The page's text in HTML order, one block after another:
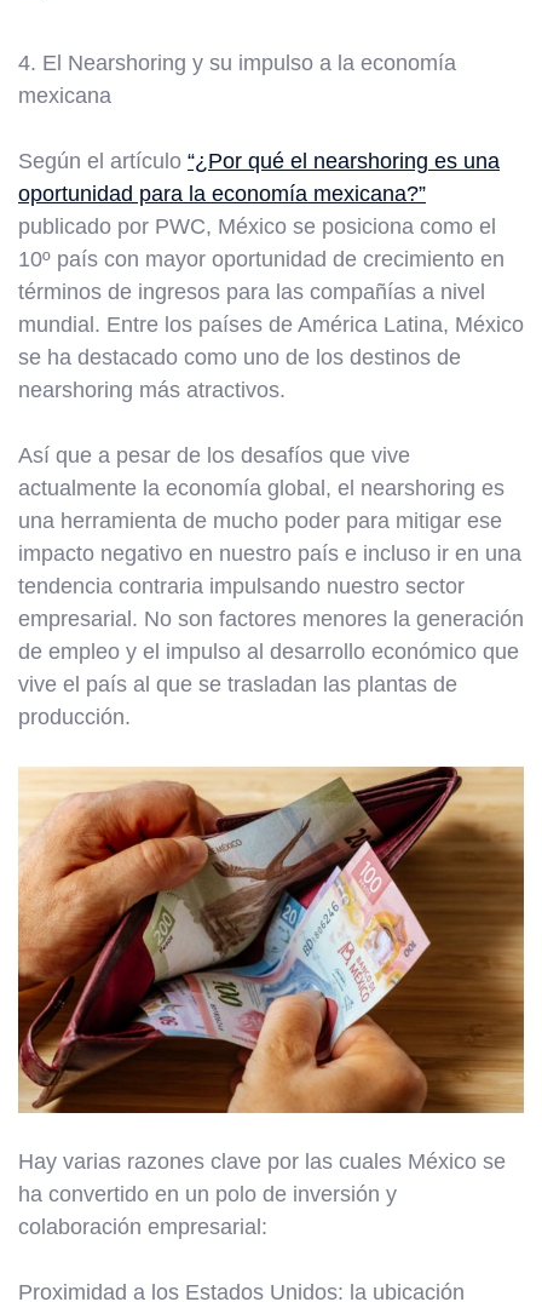
4. El Nearshoring y su impulso a la economía
mexicana
Según el artículo “¿Por qué el nearshoring es una
oportunidad para la economía mexicana?”
publicado por PWC, México se posiciona como el
10º país con mayor oportunidad de crecimiento en
términos de ingresos para las compañías a nivel
mundial. Entre los países de América Latina, México
se ha destacado como uno de los destinos de
nearshoring más atractivos.
Así que a pesar de los desafíos que vive
actualmente la economía global, el nearshoring es
una herramienta de mucho poder para mitigar ese
impacto negativo en nuestro país e incluso ir en una
tendencia contraria impulsando nuestro sector
empresarial. No son factores menores la generación
de empleo y el impulso al desarrollo económico que
vive el país al que se trasladan las plantas de
producción.
Hay varias razones clave por las cuales México se
ha convertido en un polo de inversión y
colaboración empresarial:
Proximidad a los Estados Unidos: la ubicación